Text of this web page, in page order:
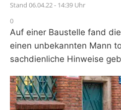
Stand 06.04.22 - 14:39 Uhr
0
Auf einer Baustelle fand
einen unbekannten Mann
sachdienliche Hinweise